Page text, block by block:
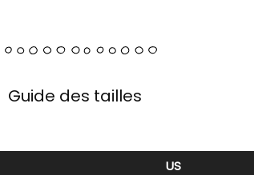
Guide des tailles
US